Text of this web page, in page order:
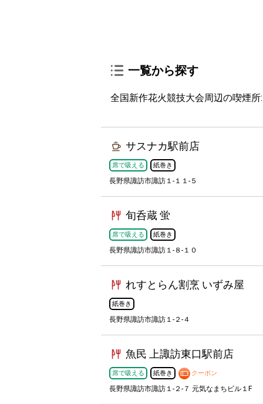
一覧から探す
全国新作花火競技大会周辺の喫煙所:
サスナカ駅前店
席で吸える 紙巻き
長野県諏訪市諏訪１-１１-５
旬呑蔵 蛍
席で吸える 紙巻き
長野県諏訪市諏訪１-８-１０
れすとらん割烹 いずみ屋
紙巻き
長野県諏訪市諏訪１-２-４
魚民 上諏訪東口駅前店
席で吸える 紙巻き クーポン
長野県諏訪市諏訪１-２-７ 元気なまちビル１F